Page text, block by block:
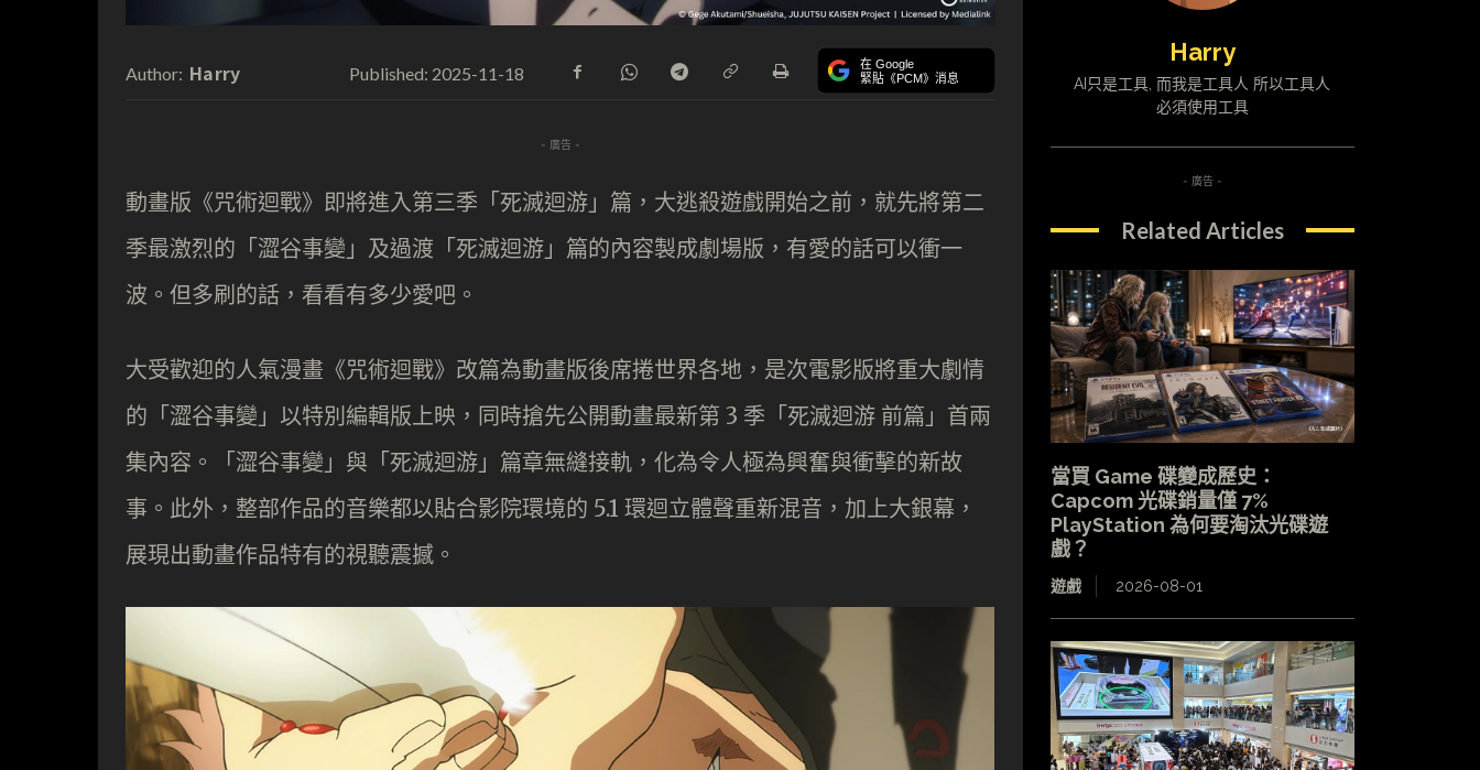
Author: Harry Published: 2025-11-18 在 Google
緊貼《PCM》消息
- 廣告 -
動畫版《咒術迴戰》即將進入第三季「死滅迴游」篇，大逃殺遊戲開始之前，就先將第二
季最激烈的「澀谷事變」及過渡「死滅迴游」篇的內容製成劇場版，有愛的話可以衝一
波。但多刷的話，看看有多少愛吧。
大受歡迎的人氣漫畫《咒術迴戰》改篇為動畫版後席捲世界各地，是次電影版將重大劇情
的「澀谷事變」以特別編輯版上映，同時搶先公開動畫最新第 3 季「死滅迴游 前篇」首兩
集內容。「澀谷事變」與「死滅迴游」篇章無縫接軌，化為令人極為興奮與衝擊的新故
事。此外，整部作品的音樂都以貼合影院環境的 5.1 環迴立體聲重新混音，加上大銀幕，
展現出動畫作品特有的視聽震撼。
Harry
AI只是工具, 而我是工具人 所以工具人
必須使用工具
- 廣告 -
Related Articles
當買 Game 碟變成歷史：
Capcom 光碟銷量僅 7%
PlayStation 為何要淘汰光碟遊
戲？
遊戲 2026-08-01